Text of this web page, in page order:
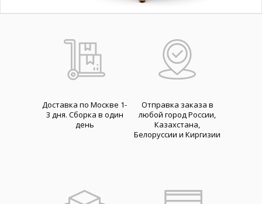
Доставка по Москве 1-
3 дня. Cборка в один
день
Отправка заказа в
любой город России,
Казахстана,
Белоруссии и Киргизии